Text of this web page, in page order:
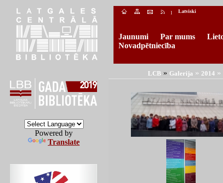
l Latviski
Jaunumi Par mums
Novadpētniecība
Powered by
Translate
LCB » Galerija » 2014 »